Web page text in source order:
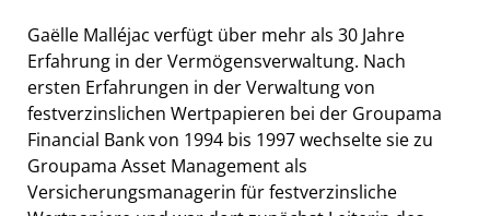
Gaëlle Malléjac verfügt über mehr als 30 Jahre
Erfahrung in der Vermögensverwaltung. Nach
ersten Erfahrungen in der Verwaltung von
festverzinslichen Wertpapieren bei der Groupama
Financial Bank von 1994 bis 1997 wechselte sie zu
Groupama Asset Management als
Versicherungsmanagerin für festverzinsliche